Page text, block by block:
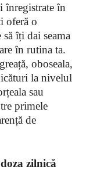
înregistrate în
oferă o
îți dai seama
în rutina ta.
oboseala,
la nivelul
sau
primele
de
zilnică